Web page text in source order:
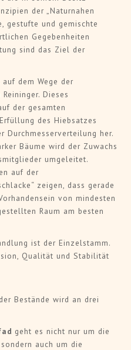
der „Naturnahen
gestufte und gemischte
Gegebenheiten
sind das Ziel der
dem Wege der
Reininger. Dieses
der gesamten
des Hiebsatzes
Durchmesserverteilung her.
Bäume wird der Zuwachs
umgeleitet.
auf der
zeigen, dass gerade
von mindesten
Raum am besten
ist der Einzelstamm.
Qualität und Stabilität
Bestände wird an drei
geht es nicht nur um die
auch um die